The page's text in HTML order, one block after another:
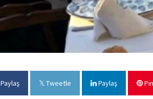
Paylaş Tweetle Paylaş